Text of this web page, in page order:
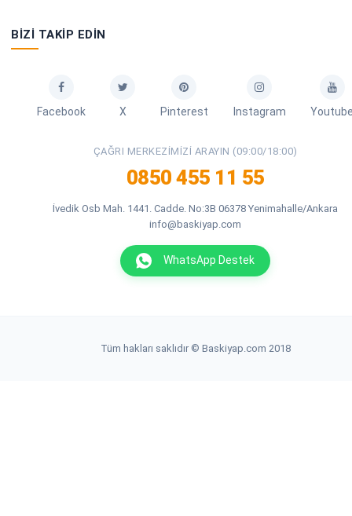
BIZI TAKIP EDIN
Facebook X Pinterest Instagram
ÇAĞRI MERKEZIMIZI ARAYIN (09:00/18:00)
0850 455 11 55
İvedik Osb Mah. 1441. Cadde. No:3B 06378 Yenimahalle/Ankara
info@baskiyap.com
WhatsApp Destek
Tüm hakları saklıdır © Baskiyap.com 2018